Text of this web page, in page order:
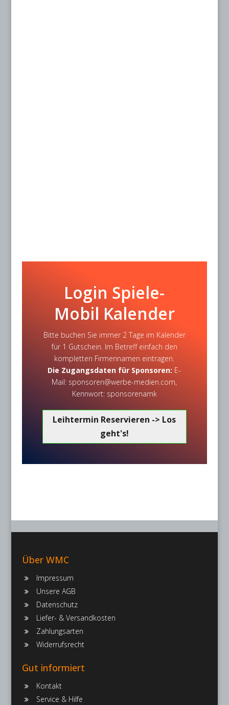
Login Spiele-
Mobil Kalender
Bitte buchen Sie immer 2 Tage im Kalender
für 1 Gutschein. Im Betreff einfach den
kompletten Firmennamen eintragen.
Die Zugangsdaten für Sponsoren: E-
Mail: sponsoren@werbe-medien.com,
Kennwort: sponsorenamk
Leihtermin Reservieren -> Los
geht's!
Über WMC
Impressum
Unsere AGB
Datenschutz
Liefer- & Versandkosten
Zahlungsarten
Widerrufsrecht
Gut informiert
Kontakt
Service & Hilfe